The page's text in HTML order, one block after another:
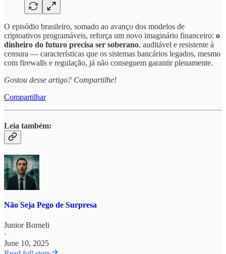
O episódio brasileiro, somado ao avanço dos modelos de
criptoativos programáveis, reforça um novo imaginário financeiro: o
dinheiro do futuro precisa ser soberano, auditável e resistente à
censura — características que os sistemas bancários legados, mesmo
com firewalls e regulação, já não conseguem garantir plenamente.
Gostou desse artigo? Compartilhe!
Compartilhar
Leia também:
Não Seja Pego de Surpresa
Junior Borneli
·
June 10, 2025